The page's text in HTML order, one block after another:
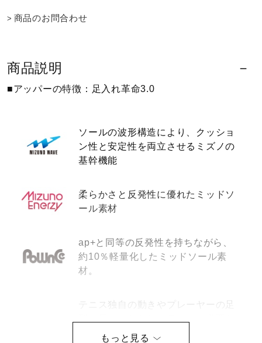
ライフスタイルグッズ
インナー
アウトドア／レイン
サポーター
健康／エクササイズ
メディカル
商品のお問合わせ
商品説明
■アッパーの特徴：足入れ革命3.0
ソールの波形構造により、クッショ
ン性と安定性を両立させるミズノの
基幹機能
柔らかさと反発性に優れたミッドソ
ール素材
ap+と同等の反発性を持ちながら、
約10％軽量化したミッドソール素
材。
テニス独自の動きやプレーヤーの足
フィッティングを追求。足入れ革命